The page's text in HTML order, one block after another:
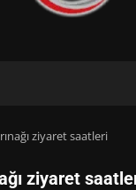
ziyaret saatleri
ziyaret